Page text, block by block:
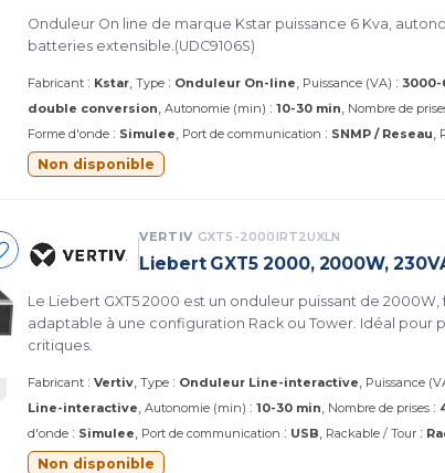
Onduleur On line de marque Kstar puissance 6 Kva,
batteries extensible.(UDC9106S)
Fabricant : Kstar Type : Onduleur On-line Puissance (VA) : 3000-
double conversion Autonomie (min) : 10-30 min Nombre de
Forme d'onde : Simulee Port de communication : SNMP / Reseau
Non disponible
VERTIV GXT5-2000IRT2UXLN
Liebert GXT5 2000, 2000W,
Le Liebert GXT5 2000 est un onduleur puissant de 2000W,
adaptable à une configuration Rack ou Tower. Idéal
critiques.
Fabricant : Vertiv Type : Onduleur Line-interactive Puissance
Line-interactive Autonomie (min) : 10-30 min Nombre de prises :
d'onde : Simulee Port de communication : USB Rackable / Tour :
Non disponible